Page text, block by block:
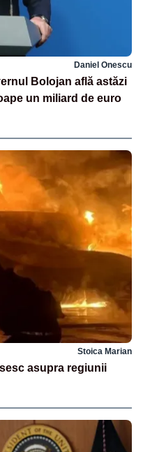
Daniel Onescu
Bolojan află astăzi
un miliard de euro
Stoica Marian
asupra regiunii